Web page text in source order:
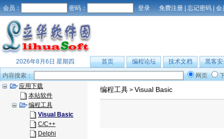
会员： 密码： 免费注册 | 忘记密码 | 会
2026年8月6日 星期四 首页 编程论坛 技术文档
黑客安
内容搜索：
网页
应用下载
本站软件
编程工具
Visual Basic
C/C++
Delphi
编程工具 > Visual Basic